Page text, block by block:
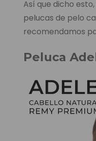
Así que dicho
pelucas de pelo
recomendamos
Peluca